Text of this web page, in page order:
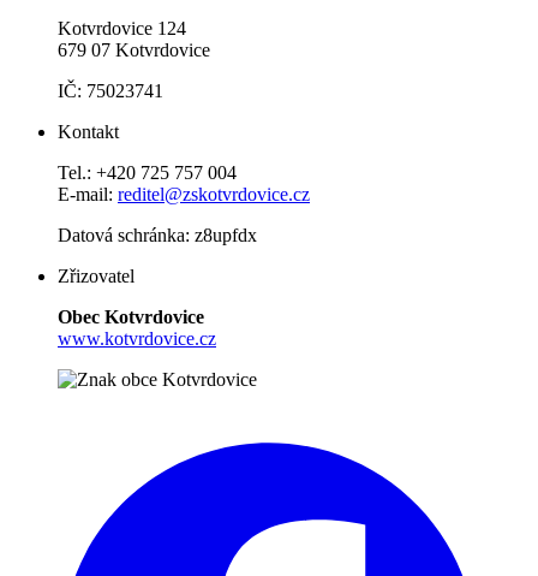
Kotvrdovice 124
679 07 Kotvrdovice
IČ: 75023741
Kontakt
Tel.: +420 725 757 004
E-mail: reditel@zskotvrdovice.cz
Datová schránka: z8upfdx
Zřizovatel
Obec Kotvrdovice
www.kotvrdovice.cz